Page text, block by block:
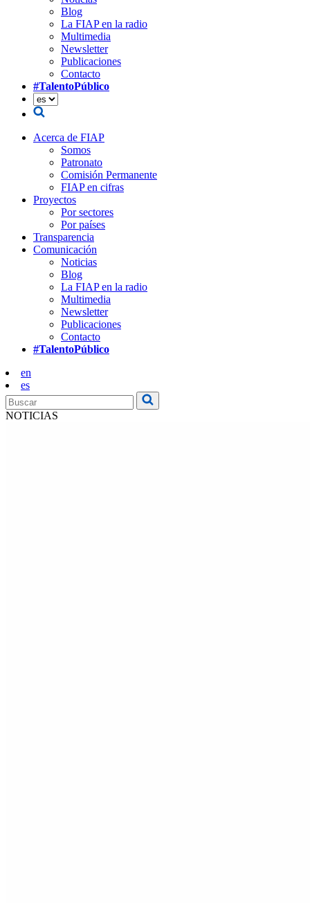
Blog
La FIAP en la radio
Multimedia
Newsletter
Publicaciones
Contacto
#TalentoPúblico
Acerca de FIAP
Somos
Patronato
Comisión Permanente
FIAP en cifras
Proyectos
Por sectores
Por países
Transparencia
Comunicación
Noticias
Blog
La FIAP en la radio
Multimedia
Newsletter
Publicaciones
Contacto
#TalentoPúblico
en
es
NOTICIAS